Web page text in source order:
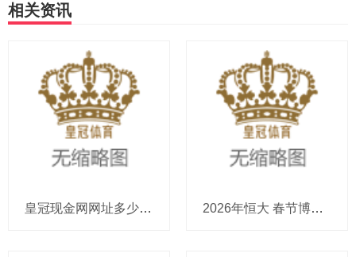
相关资讯
皇冠现金网网址多少体育投注软件排行榜前十名_179期李太阳福彩3D预测奖号：精选一注 2026年恒大 春节博彩欧洲杯预选赛积分榜（www.crowncasinositehomehub.c